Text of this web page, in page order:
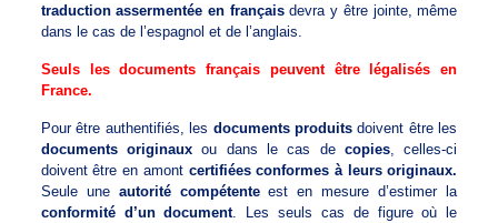
traduction assermentée en françaisdevra y être jointe, même
dans le cas de l’espagnol et de l’anglais.
Seuls les documents français peuvent être légalisés en
France.
Pour être authentifiés, les documents produitsdoivent être les
documents originaux ou dans le cas de copies, celles-ci
doivent être en amont certifiées conformes à leurs originaux.
Seule une autorité compétenteest en mesure d’estimer la
conformité d’un document. Les seuls cas de figure où le